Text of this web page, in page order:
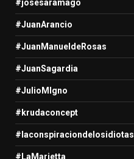
#josesaramago
#JuanArancio
#JuanManueldeRosas
#JuanSagardia
#JulioMIgno
#krudaconcept
#laconspiraciondelosidiotas
#LaMarietta